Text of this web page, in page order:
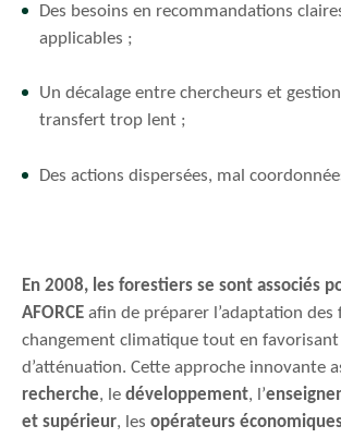
Des besoins en recommandations
applicables ;
Un décalage entre chercheurs et
transfert trop lent ;
Des actions dispersées, mal
En 2008, les forestiers se sont associés
AFORCE afin de préparer l’adaptation des
changement climatique tout en
d’atténuation. Cette approche innovante
recherche, le développement, l’
et supérieur, les opérateurs